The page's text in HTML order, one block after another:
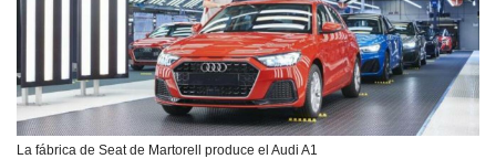
La fábrica de Seat de Martorell produce el Audi A1